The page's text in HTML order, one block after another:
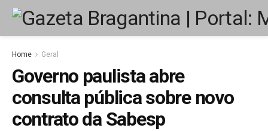
Home Geral
Governo paulista abre
consulta pública sobre novo
contrato da Sabesp